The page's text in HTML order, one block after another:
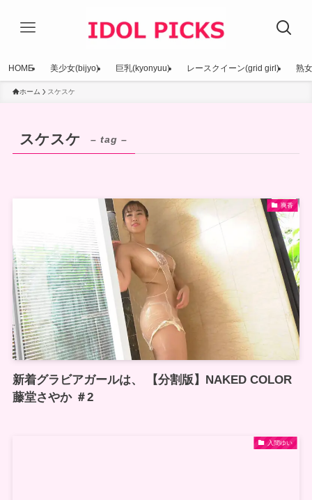
HOME 美少女(bijyo) 巨乳(kyonyuu) レースクイーン(grid girl) 熟
ホーム スケスケ
スケスケ – tag –
爽香
新着グラビアガールは、 【分割版】NAKED COLOR
藤堂さやか ＃2
入間ゆい